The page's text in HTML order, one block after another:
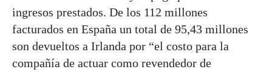
ingresos prestados. De los 112 millones
facturados en España un total de 95,43 millones
son devueltos a Irlanda por “el costo para la
compañía de actuar como revendedor de